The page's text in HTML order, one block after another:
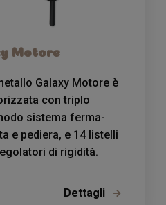
Motore
Galaxy Motore è
con triplo
sistema ferma-
e pediera, e 14 listelli
di rigidità.
Dettagli